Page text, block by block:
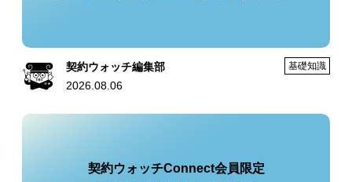
契約ウォッチ編集部
2026.08.06
基礎知識
契約ウォッチConnect会員限定